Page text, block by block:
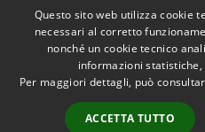
Accessibilità
Questo sito web utilizza cookie
necessari al corretto
nonché un cookie tecnico
informazioni
Per maggiori dettagli, può
ACCETTA TUTTO